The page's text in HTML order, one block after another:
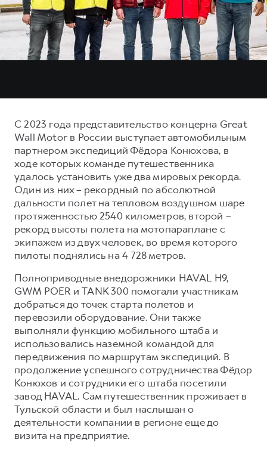
DARGO
от 3 199 000 ₽
DARGO X
от 3 499 000 ₽
от 2 899 000 ₽
F7X
от 3 599 000 ₽
POER
от 3 449 000 ₽
Тест-драйв
Трейд-ин
Кредитный калькулятор
Кредит
КОРПОРАТИВНЫМ КЛИЕНТАМ
Для малого бизнеса
Корпоративным клиентам
Крупным корпоративным клиентам
Система управления автопарком
HAVAL Лизинг
АКСЕССУАРЫ HAVAL
Автомобильные аксессуары
Коллекция CITY
Коллекция Базовая
Коллекция Детская
СЕРВИСНОЕ ОБСЛУЖИВАНИЕ
Нулевое ТО
Программа «Помощь на дороге»
Электронный ПТС
ПОДДЕРЖКА
GWM Безопасность
Гарантия HAVAL
Мобильное приложение GWM
Программа «HAVAL Защита+»
Руководства по эксплуатации
Подписки
АКСЕССУАРЫ HAVAL
Автомобильные аксессуары
Коллекция CITY
Коллекция Базовая
Коллекция Детская
О дилере
Наша команда
Контакты
С 2023 года представительство концерна Great
Wall Motor в России выступает автомобильным
партнером экспедиций Фёдора Конюхова, в
ходе которых команде путешественника
удалось установить уже два мировых рекорда.
Один из них – рекордный по абсолютной
дальности полет на тепловом воздушном шаре
протяженностью 2540 километров, второй –
рекорд высоты полета на мотопараплане с
экипажем из двух человек, во время которого
пилоты поднялись на 4 728 метров.
Полноприводные внедорожники HAVAL H9,
GWM POER и TANK 300 помогали участникам
добраться до точек старта полетов и
перевозили оборудование. Они также
выполняли функцию мобильного штаба и
использовались наземной командой для
передвижения по маршрутам экспедиций. В
продолжение успешного сотрудничества Фёдор
Конюхов и сотрудники его штаба посетили
завод HAVAL. Сам путешественник проживает в
Тульской области и был наслышан о
деятельности компании в регионе еще до
визита на предприятие.